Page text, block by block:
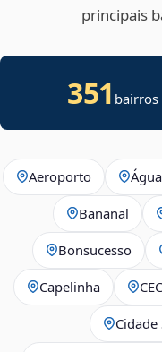
principais
351 bairros
Aeroporto
Bananal
Bonsucesso
Capelinha
Cidade